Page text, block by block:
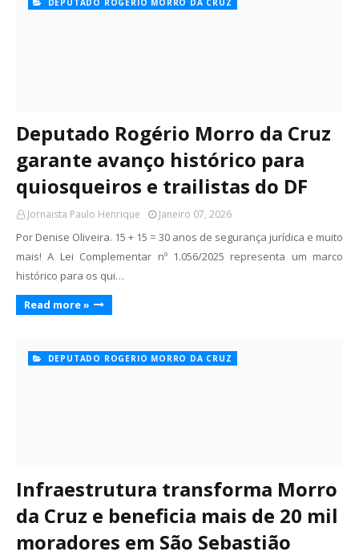
DEPUTADO ROGERIO MORRO DA CRUZ
Deputado Rogério Morro da Cruz
garante avanço histórico para
quiosqueiros e trailistas do DF
Jornaista Paulo Henrique Janeiro 07, 2026
Por Denise Oliveira. 15 + 15 = 30 anos de segurança jurídica e muito
mais! A Lei Complementar nº 1.056/2025 representa um marco
histórico para os qui…
Read more »
DEPUTADO ROGERIO MORRO DA CRUZ
Infraestrutura transforma Morro
da Cruz e beneficia mais de 20 mil
moradores em São Sebastião